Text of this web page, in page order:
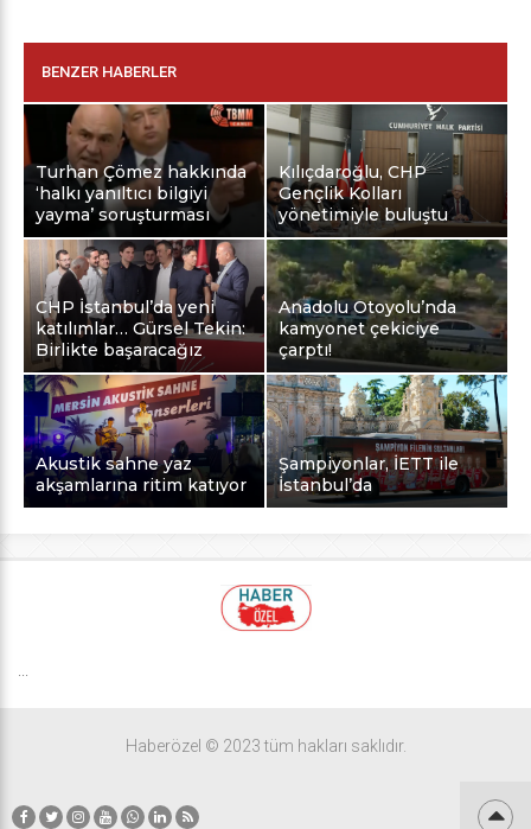
BENZER HABERLER
Turhan Çömez hakkında
‘halkı yanıltıcı bilgiyi
yayma’ soruşturması
Kılıçdaroğlu, CHP
Gençlik Kolları
yönetimiyle buluştu
CHP İstanbul’da yeni
katılımlar… Gürsel Tekin:
Birlikte başaracağız
Anadolu Otoyolu’nda
kamyonet çekiciye
çarptı!
Akustik sahne yaz
akşamlarına ritim katıyor
Şampiyonlar, İETT ile
İstanbul’da
Haberözel © 2023 tüm hakları saklıdır.